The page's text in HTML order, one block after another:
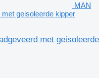
MAN
geisoleerde kipper
met geisoleerde